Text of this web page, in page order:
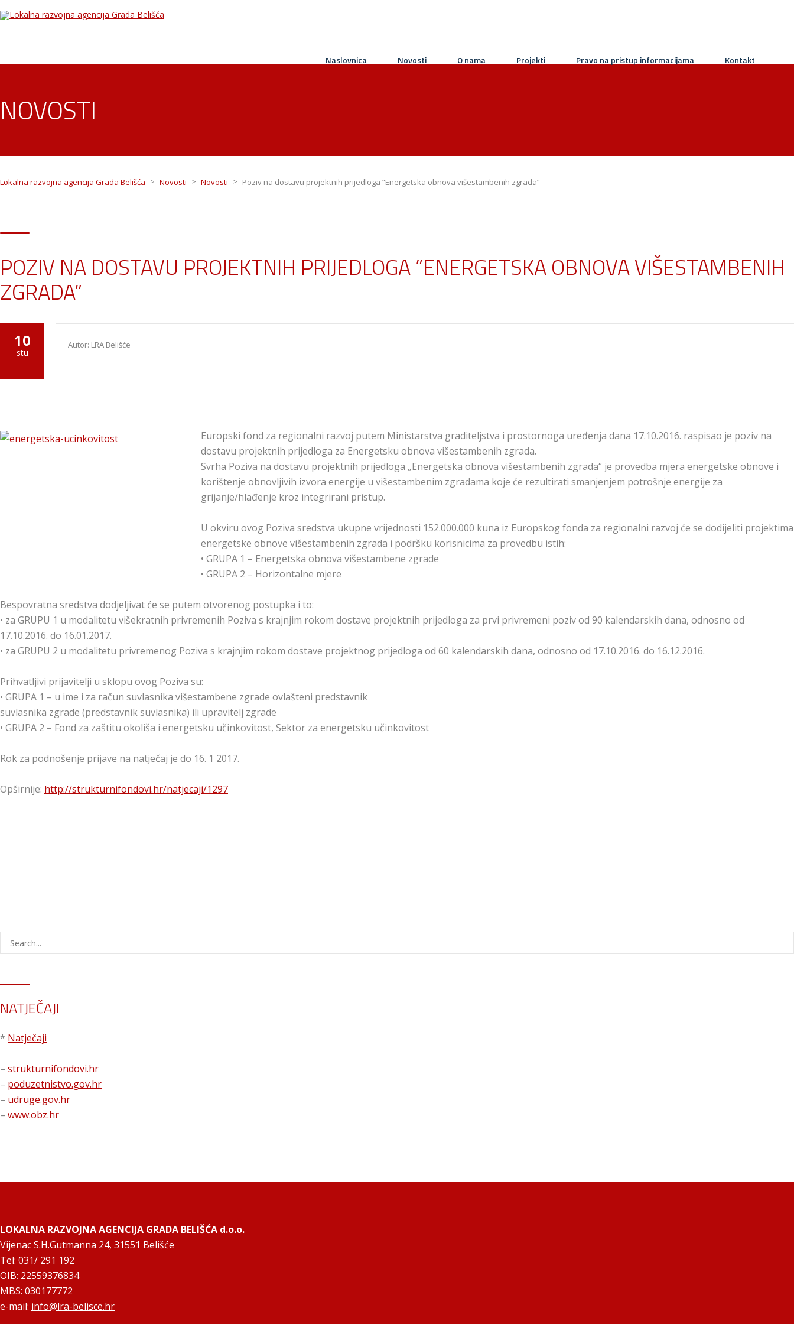
Naslovnica Novosti O nama Projekti Pravo na pristup informacijama Kontakt
NOVOSTI
Lokalna razvojna agencija Grada Belišća > Novosti > Novosti > Poziv na dostavu projektnih prijedloga ”Energetska obnova višestambenih zgrada”
POZIV NA DOSTAVU PROJEKTNIH PRIJEDLOGA ”ENERGETSKA OBNOVA VIŠESTAMBENIH
ZGRADA”
10
stu
Autor: LRA Belišće
Europski fond za regionalni razvoj putem Ministarstva graditeljstva i prostornoga uređenja dana 17.10.2016. raspisao je poziv na
dostavu projektnih prijedloga za Energetsku obnova višestambenih zgrada.
Svrha Poziva na dostavu projektnih prijedloga „Energetska obnova višestambenih zgrada“ je provedba mjera energetske obnove i
korištenje obnovljivih izvora energije u višestambenim zgradama koje će rezultirati smanjenjem potrošnje energije za
grijanje/hlađenje kroz integrirani pristup.
U okviru ovog Poziva sredstva ukupne vrijednosti 152.000.000 kuna iz Europskog fonda za regionalni razvoj će se dodijeliti projektima
energetske obnove višestambenih zgrada i podršku korisnicima za provedbu istih:
• GRUPA 1 – Energetska obnova višestambene zgrade
• GRUPA 2 – Horizontalne mjere
Bespovratna sredstva dodjeljivat će se putem otvorenog postupka i to:
• za GRUPU 1 u modalitetu višekratnih privremenih Poziva s krajnjim rokom dostave projektnih prijedloga za prvi privremeni poziv od 90 kalendarskih dana, odnosno od
17.10.2016. do 16.01.2017.
• za GRUPU 2 u modalitetu privremenog Poziva s krajnjim rokom dostave projektnog prijedloga od 60 kalendarskih dana, odnosno od 17.10.2016. do 16.12.2016.
Prihvatljivi prijavitelji u sklopu ovog Poziva su:
• GRUPA 1 – u ime i za račun suvlasnika višestambene zgrade ovlašteni predstavnik
suvlasnika zgrade (predstavnik suvlasnika) ili upravitelj zgrade
• GRUPA 2 – Fond za zaštitu okoliša i energetsku učinkovitost, Sektor za energetsku učinkovitost
Rok za podnošenje prijave na natječaj je do 16. 1 2017.
Opširnije: http://strukturnifondovi.hr/natjecaji/1297
NATJEČAJI
* Natječaji
– strukturnifondovi.hr
– poduzetnistvo.gov.hr
– udruge.gov.hr
– www.obz.hr
LOKALNA RAZVOJNA AGENCIJA GRADA BELIŠĆA d.o.o.
Vijenac S.H.Gutmanna 24, 31551 Belišće
Tel: 031/ 291 192
OIB: 22559376834
MBS: 030177772
e-mail: info@lra-belisce.hr